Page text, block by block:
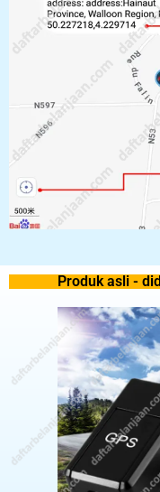
Produk asli -